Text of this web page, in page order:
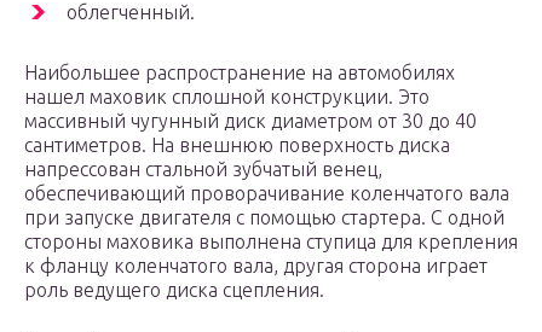
облегченный.
Наибольшее распространение на автомобилях
нашел маховик сплошной конструкции. Это
массивный чугунный диск диаметром от 30 до 40
сантиметров. На внешнюю поверхность диска
напрессован стальной зубчатый венец,
обеспечивающий проворачивание коленчатого вала
при запуске двигателя с помощью стартера. С одной
стороны маховика выполнена ступица для крепления
к фланцу коленчатого вала, другая сторона играет
роль ведущего диска сцепления.